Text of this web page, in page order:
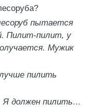
пытается
Пилит-пилит, у
Мужик
пилить
Я должен пилить…